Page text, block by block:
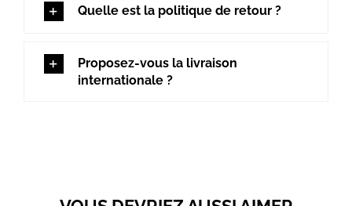
Quelle est la politique de retour ?
Proposez-vous la livraison
internationale ?